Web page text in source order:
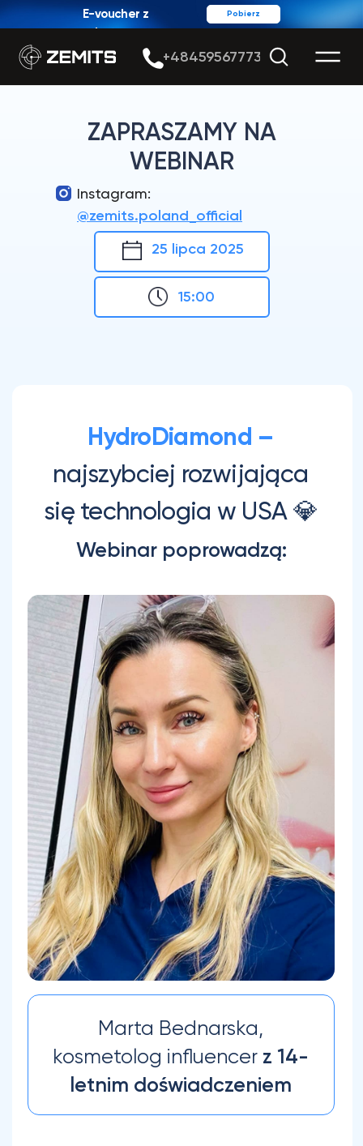
Pobierz
E-voucher z
rabatem
ZAPRASZAMY NA
WEBINAR
25 lipca 2025
15:00
Instagram:
@zemits.poland_official
Marta Bednarska,
kosmetolog influencerz 14-
letnim doświadczeniem
HydroDiamond –